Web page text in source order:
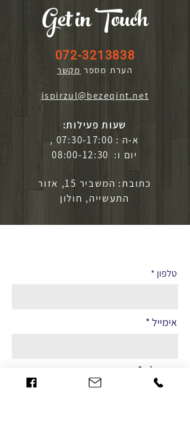
Get in Touch
072-3213838
הערת מספר מקשר
ispirzul@bezeqint.net
שעות פעילות:
א-ה : 07:30-17:00 ,
יום ו: 08:00-12:30
כתובת: המשביר 15, אזור
התעשייה, חולון
טלפון
אימייל
שם מלא